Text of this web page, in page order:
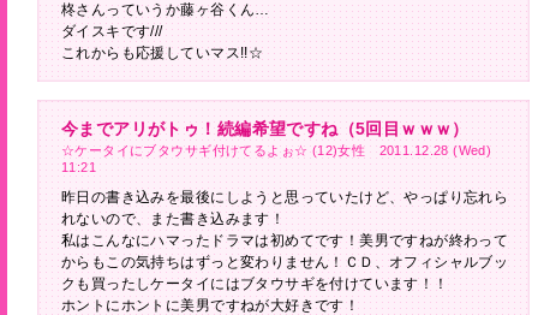
柊さんっていうか藤ヶ谷くん…
ダイスキです///
これからも応援していマス!!☆
今までアリがトゥ！続編希望ですね（5回目ｗｗｗ）
☆ケータイにブタウサギ付けてるよぉ☆ (12)女性 2011.12.28 (Wed)
11:21
昨日の書き込みを最後にしようと思っていたけど、やっぱり忘れら
れないので、また書き込みます！
私はこんなにハマったドラマは初めてです！美男ですねが終わって
からもこの気持ちはずっと変わりません！ＣＤ、オフィシャルブッ
クも買ったしケータイにはブタウサギを付けています！！
ホントにホントに美男ですねが大好きです！